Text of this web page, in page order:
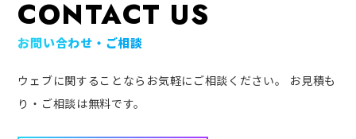
CONTACT US
お問い合わせ・ご相談
ウェブに関することならお気軽にご相談ください。
お見積も
り・ご相談は無料です。